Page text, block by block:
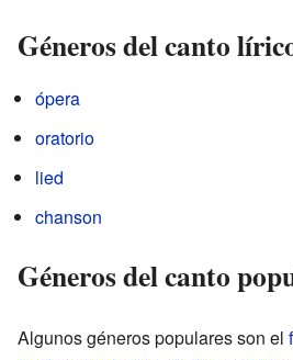
Géneros del canto
ópera
oratorio
lied
chanson
Géneros del canto
Algunos géneros populares son el